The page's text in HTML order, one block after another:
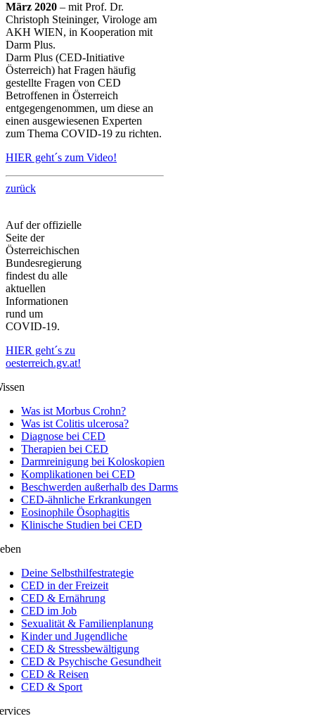
März 2020 – mit Prof. Dr.
Christoph Steininger, Virologe am
AKH WIEN, in Kooperation mit
Darm Plus.
Darm Plus (CED-Initiative
Österreich) hat Fragen häufig
gestellte Fragen von CED
Betroffenen in Österreich
entgegengenommen, um diese an
einen ausgewiesenen Experten
zum Thema COVID-19 zu richten.
HIER geht´s zum Video!
zurück
Auf der offizielle
Seite der
Österreichischen
Bundesregierung
findest du alle
aktuellen
Informationen
rund um
COVID-19.
HIER geht´s zu
oesterreich.gv.at!
Was ist Morbus Crohn?
Was ist Colitis ulcerosa?
Diagnose bei CED
Therapien bei CED
Darmreinigung bei Koloskopien
Komplikationen bei CED
Beschwerden außerhalb des Darms
CED-ähnliche Erkrankungen
Eosinophile Ösophagitis
Klinische Studien bei CED
Deine Selbsthilfestrategie
CED in der Freizeit
CED & Ernährung
CED im Job
Sexualität & Familienplanung
Kinder und Jugendliche
CED & Stressbewältigung
CED & Psychische Gesundheit
CED & Reisen
CED & Sport